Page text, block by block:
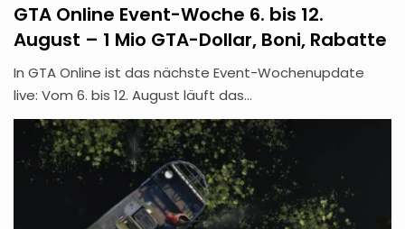
GTA Online Event-Woche 6. bis 12.
August – 1 Mio GTA-Dollar, Boni, Rabatte
In GTA Online ist das nächste Event-Wochenupdate
live: Vom 6. bis 12. August läuft das…